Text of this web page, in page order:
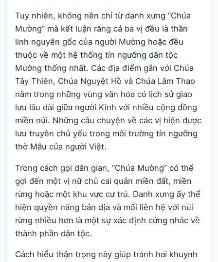
Tuy nhiên, không nên chỉ từ danh xưng “Chúa
Mường” mà kết luận rằng cả ba vị đều là thần
linh nguyên gốc của người Mường hoặc đều
thuộc về một hệ thống tín ngưỡng dân tộc
Mường thống nhất. Các địa điểm gắn với Chúa
Tây Thiên, Chúa Nguyệt Hồ và Chúa Lâm Thao
nằm trong những vùng văn hóa có lịch sử giao
lưu lâu dài giữa người Kinh với nhiều cộng đồng
miền núi. Những câu chuyện về các vị hiện được
lưu truyền chủ yếu trong môi trường tín ngưỡng
thờ Mẫu của người Việt.
Trong cách gọi dân gian, “Chúa Mường” có thể
gợi đến một vị nữ chủ cai quản miền đất, miền
rừng hoặc một khu vực cư trú. Danh xưng ấy thể
hiện quyền năng bản địa và mối liên hệ với núi
rừng nhiều hơn là một sự xác định cứng nhắc về
thành phần dân tộc.
Cách hiểu thận trọng này giúp tránh hai khuynh